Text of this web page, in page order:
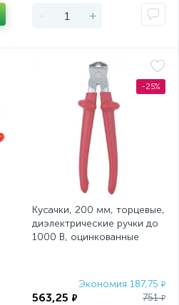
- +
-25%
Кусачки, 200 мм, торцевые,
диэлектрические ручки до
1000 В, оцинкованные
Экономия 187,75 ₽
563,25 ₽ 751₽